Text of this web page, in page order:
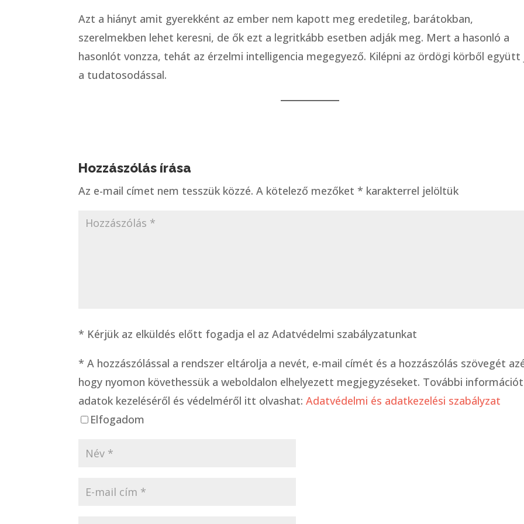
Azt a hiányt amit gyerekként az ember nem kapott meg eredetileg, barátokban,
szerelmekben lehet keresni, de ők ezt a legritkább esetben adják meg. Mert a hasonló a
hasonlót vonzza, tehát az érzelmi intelligencia megegyező. Kilépni az ördögi körből együtt
a tudatosodással.
Hozzászólás írása
Az e-mail címet nem tesszük közzé. A kötelező mezőket* karakterrel jelöltük
* Kérjük az elküldés előtt fogadja el az Adatvédelmi szabályzatunkat
* A hozzászólással a rendszer eltárolja a nevét, e-mail címét és a hozzászólás szövegét
hogy nyomon követhessük a weboldalon elhelyezett megjegyzéseket. További
adatok kezeléséről és védelméről itt olvashat:Adatvédelmi és adatkezelési szabályzat
Elfogadom